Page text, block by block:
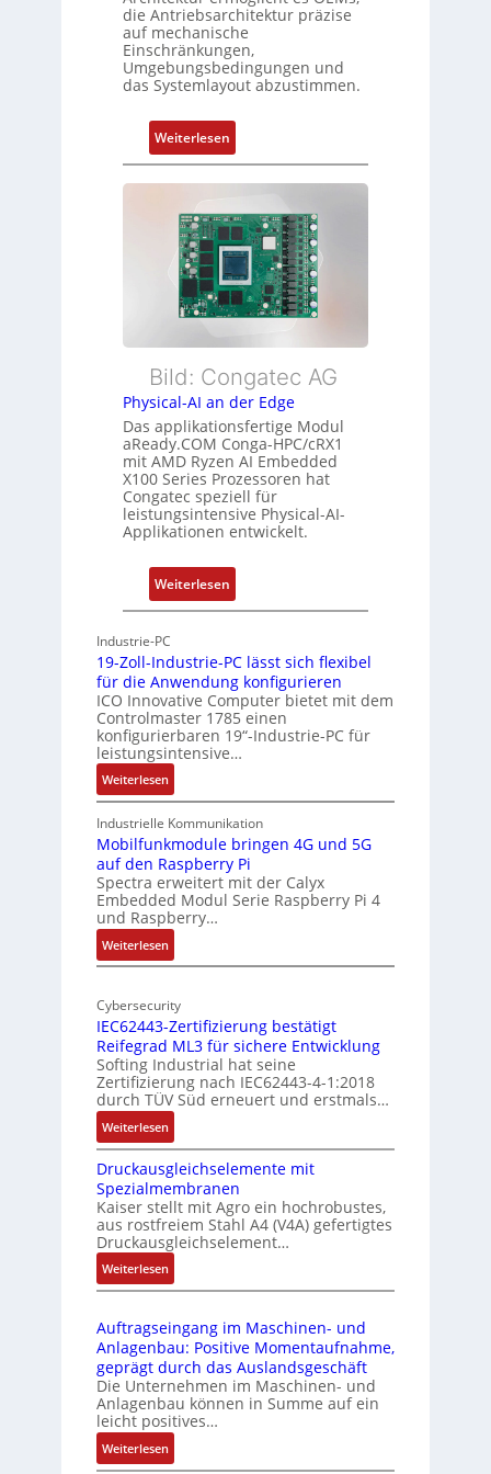
Z
u
s
t
d
b
e
r
w
a
u
n
g
g
t
f
ü
r
m
e
h
r
L
e
i
s
t
n
g
die Antriebsarchitektur präzise
auf mechanische
Einschränkungen,
Umgebungsbedingungen und
das Systemlayout abzustimmen.
Weiterlesen:
F
l
x
i
b
l
e
E
h
e
r
c
a
t
-
r
c
t
e
k
t
u
Bild: Congatec AG
Physical-AI an der Edge
Das applikationsfertige Modul
aReady.COM Conga-HPC/cRX1
mit AMD Ryzen AI Embedded
X100 Series Prozessoren hat
Congatec speziell für
leistungsintensive Physical-AI-
Applikationen entwickelt.
Weiterlesen:
P
s
i
c
a
I
a
n
d
g
e
Industrie-PC
19-Zoll-Industrie-PC lässt sich flexibel
für die Anwendung konfigurieren
ICO Innovative Computer bietet mit dem
Controlmaster 1785 einen
konfigurierbaren 19“-Industrie-PC für
leistungsintensive…
Weiterlesen:
1
9
-
Z
o
l
l
-
I
d
u
t
r
i
e
-
P
C
l
ä
s
s
s
i
c
h
f
l
e
x
Industrielle Kommunikation
Mobilfunkmodule bringen 4G und 5G
auf den Raspberry Pi
Spectra erweitert mit der Calyx
Embedded Modul Serie Raspberry Pi 4
und Raspberry…
Weiterlesen:
M
b
i
f
u
n
k
m
o
d
u
l
e
b
r
i
n
e
n
4
G
u
Cybersecurity
IEC62443-Zertifizierung bestätigt
Reifegrad ML3 für sichere Entwicklung
Softing Industrial hat seine
Zertifizierung nach IEC62443-4-1:2018
durch TÜV Süd erneuert und erstmals…
Weiterlesen:
I
E
C
6
2
4
4
3
Z
e
r
t
i
Druckausgleichselemente mit
Spezialmembranen
Kaiser stellt mit Agro ein hochrobustes,
aus rostfreiem Stahl A4 (V4A) gefertigtes
Druckausgleichselement…
Weiterlesen:
D
u
c
k
a
u
s
g
Auftragseingang im Maschinen- und
Anlagenbau: Positive Momentaufnahme,
geprägt durch das Auslandsgeschäft
Die Unternehmen im Maschinen- und
Anlagenbau können in Summe auf ein
leicht positives…
Weiterlesen:
A